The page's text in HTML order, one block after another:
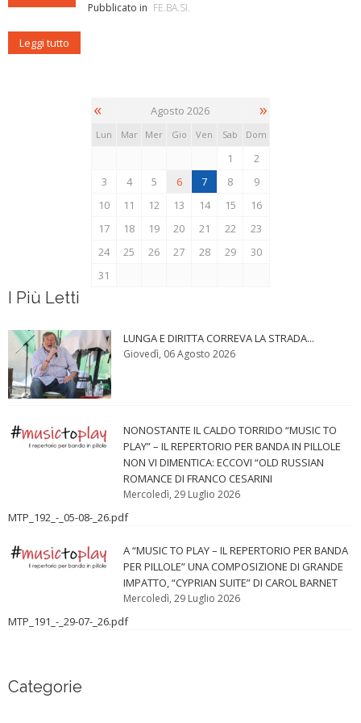
Pubblicato in FE.BA.SI.
Leggi tutto
« Agosto 2026 »
Lun Mar Mer Gio Ven Sab Dom
1
2
3
4 5 6 7 8
9
10
11 12 13 14 15
16
17
18 19 20 21 22
23
24
25 26 27 28 29
30
31
I Più Letti
LUNGA E DIRITTA CORREVA LA STRADA...
Giovedì, 06 Agosto 2026
NONOSTANTE IL CALDO TORRIDO “MUSIC TO
PLAY” – IL REPERTORIO PER BANDA IN PILLOLE
NON VI DIMENTICA: ECCOVI “OLD RUSSIAN
ROMANCE DI FRANCO CESARINI
Mercoledì, 29 Luglio 2026
MTP_192_-_05-08-_26.pdf
A “MUSIC TO PLAY – IL REPERTORIO PER BANDA
PER PILLOLE” UNA COMPOSIZIONE DI GRANDE
IMPATTO, “CYPRIAN SUITE” DI CAROL BARNET
Mercoledì, 29 Luglio 2026
MTP_191_-_29-07-_26.pdf
Categorie